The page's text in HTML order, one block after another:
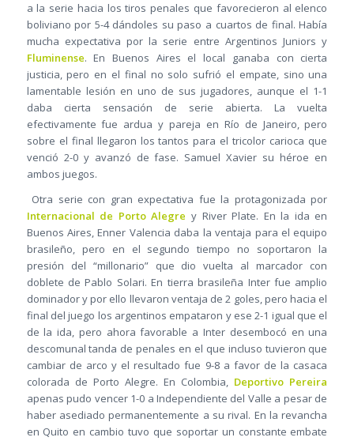
a la serie hacia los tiros penales que favorecieron al elenco
boliviano por 5-4 dándoles su paso a cuartos de final. Había
mucha expectativa por la serie entre Argentinos Juniors y
Fluminense. En Buenos Aires el local ganaba con cierta
justicia, pero en el final no solo sufrió el empate, sino una
lamentable lesión en uno de sus jugadores, aunque el 1-1
daba cierta sensación de serie abierta. La vuelta
efectivamente fue ardua y pareja en Río de Janeiro, pero
sobre el final llegaron los tantos para el tricolor carioca que
venció 2-0 y avanzó de fase. Samuel Xavier su héroe en
ambos juegos.
Otra serie con gran expectativa fue la protagonizada por
Internacional de Porto Alegre y River Plate. En la ida en
Buenos Aires, Enner Valencia daba la ventaja para el equipo
brasileño, pero en el segundo tiempo no soportaron la
presión del “millonario” que dio vuelta al marcador con
doblete de Pablo Solari. En tierra brasileña Inter fue amplio
dominador y por ello llevaron ventaja de 2 goles, pero hacia el
final del juego los argentinos empataron y ese 2-1 igual que el
de la ida, pero ahora favorable a Inter desembocó en una
descomunal tanda de penales en el que incluso tuvieron que
cambiar de arco y el resultado fue 9-8 a favor de la casaca
colorada de Porto Alegre. En Colombia, Deportivo Pereira
apenas pudo vencer 1-0 a Independiente del Valle a pesar de
haber asediado permanentemente a su rival. En la revancha
en Quito en cambio tuvo que soportar un constante embate